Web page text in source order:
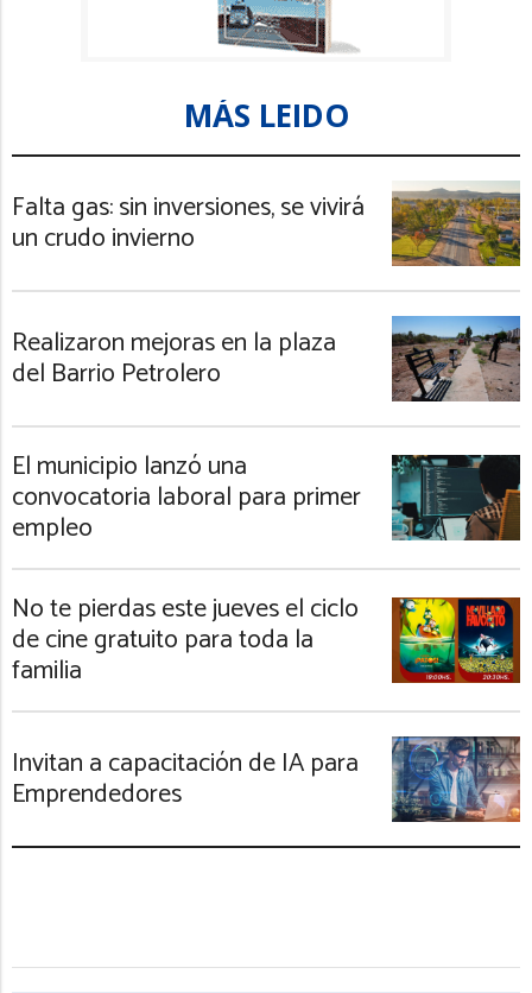
MÁS LEIDO
Falta gas: sin inversiones, se vivirá
un crudo invierno
Realizaron mejoras en la plaza
del Barrio Petrolero
El municipio lanzó una
convocatoria laboral para primer
empleo
No te pierdas este jueves el ciclo
de cine gratuito para toda la
familia
Invitan a capacitación de IA para
Emprendedores